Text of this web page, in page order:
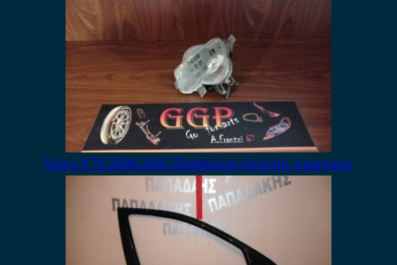
Volvo V70 2000-2005 Προβολέας Ομίχλης Αριστερός